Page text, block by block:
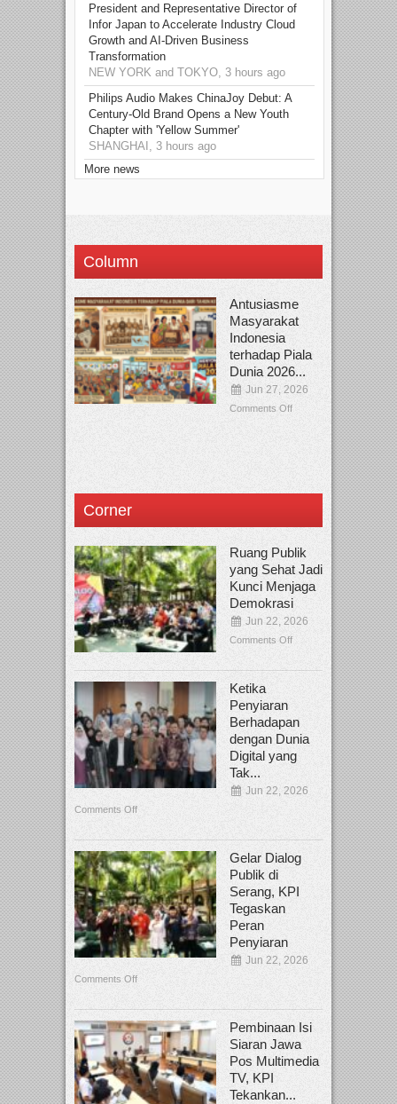
President and Representative Director of
Infor Japan to Accelerate Industry Cloud
Growth and AI-Driven Business
Transformation
NEW YORK and TOKYO, 3 hours ago
Philips Audio Makes ChinaJoy Debut: A
Century-Old Brand Opens a New Youth
Chapter with 'Yellow Summer'
SHANGHAI, 3 hours ago
More news
Column
Antusiasme
Masyarakat
Indonesia
terhadap Piala
Dunia 2026...
Jun 27, 2026
Comments Off
Corner
Ruang Publik
yang Sehat Jadi
Kunci Menjaga
Demokrasi
Jun 22, 2026
Comments Off
Ketika
Penyiaran
Berhadapan
dengan Dunia
Digital yang
Tak...
Jun 22, 2026
Comments Off
Gelar Dialog
Publik di
Serang, KPI
Tegaskan
Peran
Penyiaran
Jun 22, 2026
Comments Off
Pembinaan Isi
Siaran Jawa
Pos Multimedia
TV, KPI
Tekankan...